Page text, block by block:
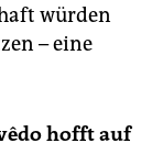
würden
– eine
hofft auf